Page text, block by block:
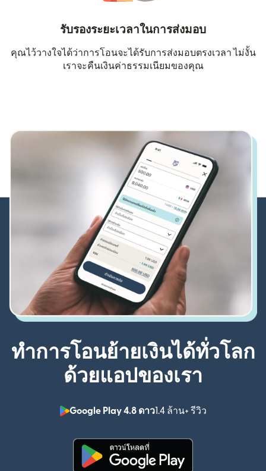
รับรองระยะเวลาในการส่งมอบ
คุณไว้วางใจได้ว่าการโอนจะได้รับการส่งมอบตรงเวลา ไม่งั้น
เราจะคืนเงินค่าธรรมเนียมของคุณ
ทำการโอนย้ายเงินได้ทั่วโลก
ด้วยแอปของเรา
Google Play 4.8 ดาว1.4 ล้าน+ รีวิว
(เปิดในหน้าต่